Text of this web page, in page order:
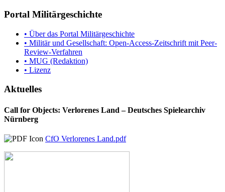
Portal Militärgeschichte
• Über das Portal Militärgeschichte
• Militär und Gesellschaft: Open-Access-Zeitschrift mit Peer-
Review-Verfahren
• MUG (Redaktion)
• Lizenz
Aktuelles
Call for Objects: Verlorenes Land – Deutsches Spielearchiv
Nürnberg
CfO Verlorenes Land.pdf